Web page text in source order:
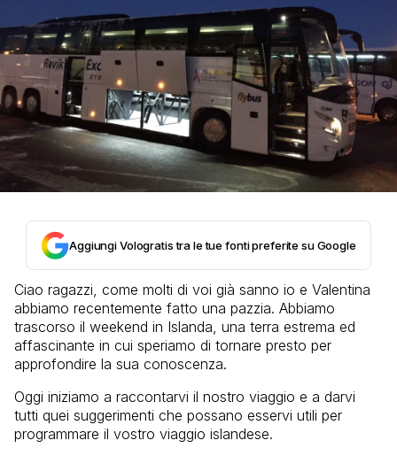
Aggiungi Vologratis tra le tue fonti preferite su Google
Ciao ragazzi, come molti di voi già sanno io e Valentina
abbiamo recentemente fatto una pazzia. Abbiamo
trascorso il weekend in Islanda, una terra estrema ed
affascinante in cui speriamo di tornare presto per
approfondire la sua conoscenza.
Oggi iniziamo a raccontarvi il nostro viaggio e a darvi
tutti quei suggerimenti che possano esservi utili per
programmare il vostro viaggio islandese.